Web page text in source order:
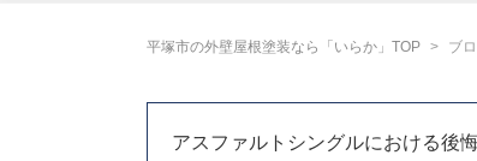
平塚市の外壁屋根塗装なら「いらか」TOP ブ
アスファルトシングルにおける後